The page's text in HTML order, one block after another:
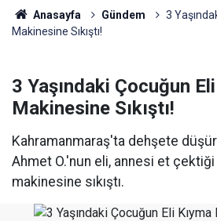
Anasayfa Gündem
3
Makinesine Sıkıştı!
3 Yaşındaki Çocuğun
Makinesine Sıkıştı!
Kahramanmaraş'ta dehşete
Ahmet O.'nun eli, annesi et çektiği
makinesine sıkıştı.